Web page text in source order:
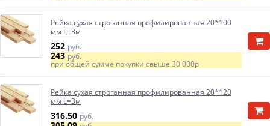
Рейка сухая строганная профилированная 20*100
мм L=3м
252 руб.
243руб.
при общей сумме покупки свыше 30 000р
Рейка сухая строганная профилированная 20*120
мм L=3м
316.50 руб.